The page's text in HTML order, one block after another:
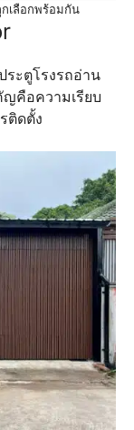
เลือกพร้อมกัน
ระตูโรงรถอ่าน
คือความเรียบ
ติดตั้ง